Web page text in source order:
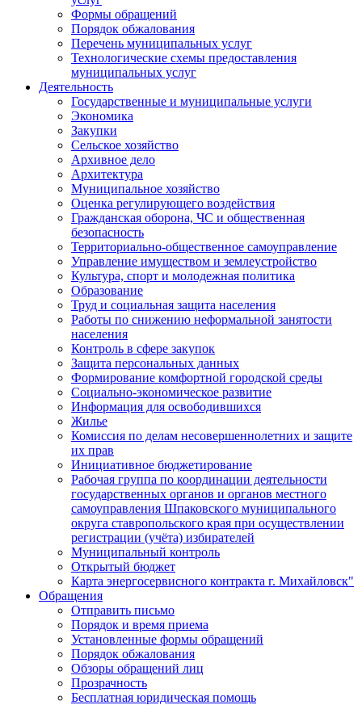
Формы обращений
Порядок обжалования
Перечень муниципальных услуг
Технологические схемы предоставления
муниципальных услуг
Деятельность
Государственные и муниципальные услуги
Экономика
Закупки
Сельское хозяйство
Архивное дело
Архитектура
Муниципальное хозяйство
Оценка регулирующего воздействия
Гражданская оборона, ЧС и общественная
безопасность
Территориально-общественное самоуправление
Управление имуществом и землеустройство
Культура, спорт и молодежная политика
Образование
Труд и социальная защита населения
Работы по снижению неформальной занятости
населения
Контроль в сфере закупок
Защита персональных данных
Формирование комфортной городской среды
Социально-экономическое развитие
Информация для освободившихся
Жилье
Комиссия по делам несовершеннолетних и защите
их прав
Инициативное бюджетирование
Рабочая группа по координации деятельности
государственных органов и органов местного
самоуправления Шпаковского муниципального
округа ставропольского края при осуществлении
регистрации (учёта) избирателей
Муниципальный контроль
Открытый бюджет
Карта энергосервисного контракта г. Михайловск"
Обращения
Отправить письмо
Порядок и время приема
Установленные формы обращений
Порядок обжалования
Обзоры обращений лиц
Прозрачность
Бесплатная юридическая помощь